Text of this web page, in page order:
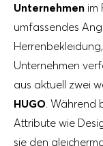
Unternehmen im
umfassendes
Unternehmen
aus aktuell zwei
HUGO. Während
Attribute wie
sie den